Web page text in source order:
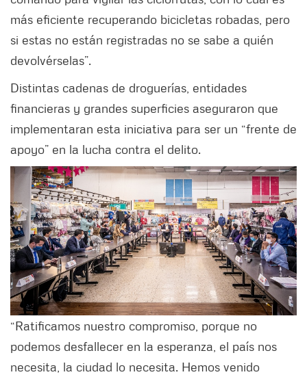
más eficiente recuperando bicicletas robadas, pero
si estas no están registradas no se sabe a quién
devolvérselas”.
Distintas cadenas de droguerías, entidades
financieras y grandes superficies aseguraron que
implementaran esta iniciativa para ser un “frente de
apoyo” en la lucha contra el delito.
“Ratificamos nuestro compromiso, porque no
podemos desfallecer en la esperanza, el país nos
necesita, la ciudad lo necesita. Hemos venido